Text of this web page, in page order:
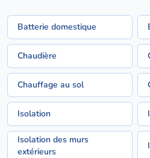
Batterie domestique
Chaudière
Chauffage au sol
Isolation
Isolation des murs
extérieurs